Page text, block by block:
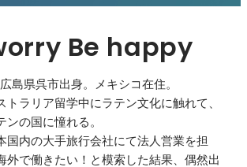
Be happy
島県呉市出身。メキシコ在住。
トラリア留学中にラテン文化に触れて、
の国に憧れる。
国内の大手旅行会社にて法人営業を担
外で働きたい！と模索した結果、偶然出